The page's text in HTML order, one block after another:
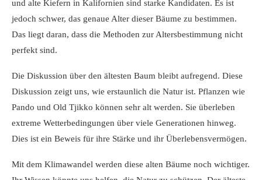
und alte Kiefern in Kalifornien sind starke Kandidaten. Es ist
jedoch schwer, das genaue Alter dieser Bäume zu bestimmen.
Das liegt daran, dass die Methoden zur Altersbestimmung nicht
perfekt sind.
Die Diskussion über den ältesten Baum bleibt aufregend. Diese
Diskussion zeigt uns, wie erstaunlich die Natur ist. Pflanzen wie
Pando und Old Tjikko können sehr alt werden. Sie überleben
extreme Wetterbedingungen über viele Generationen hinweg.
Dies ist ein Beweis für ihre Stärke und ihr Überlebensvermögen.
Mit dem Klimawandel werden diese alten Bäume noch wichtiger.